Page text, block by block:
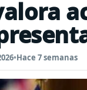
•Hace 7 semanas